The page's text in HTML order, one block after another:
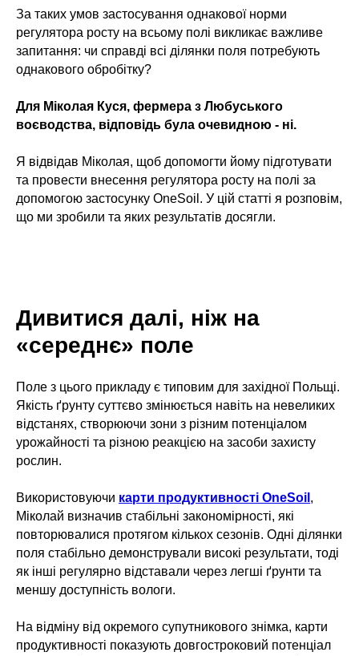
За таких умов застосування однакової норми
регулятора росту на всьому полі викликає важливе
запитання: чи справді всі ділянки поля потребують
однакового обробітку?
Для Міколая Куся, фермера з Любуського
воєводства, відповідь була очевидною - ні.
Я відвідав Міколая, щоб допомогти йому підготувати
та провести внесення регулятора росту на полі за
допомогою застосунку OneSoil. У цій статті я розповім,
що ми зробили та яких результатів досягли.
Дивитися далі, ніж на
«середнє» поле
Поле з цього прикладу є типовим для західної Польщі.
Якість ґрунту суттєво змінюється навіть на невеликих
відстанях, створюючи зони з різним потенціалом
урожайності та різною реакцією на засоби захисту
рослин.
Використовуючи карти продуктивності OneSoil ,
Міколай визначив стабільні закономірності, які
повторювалися протягом кількох сезонів. Одні ділянки
поля стабільно демонстрували високі результати, тоді
як інші регулярно відставали через легші ґрунти та
меншу доступність вологи.
На відміну від окремого супутникового знімка, карти
продуктивності показують довгостроковий потенціал